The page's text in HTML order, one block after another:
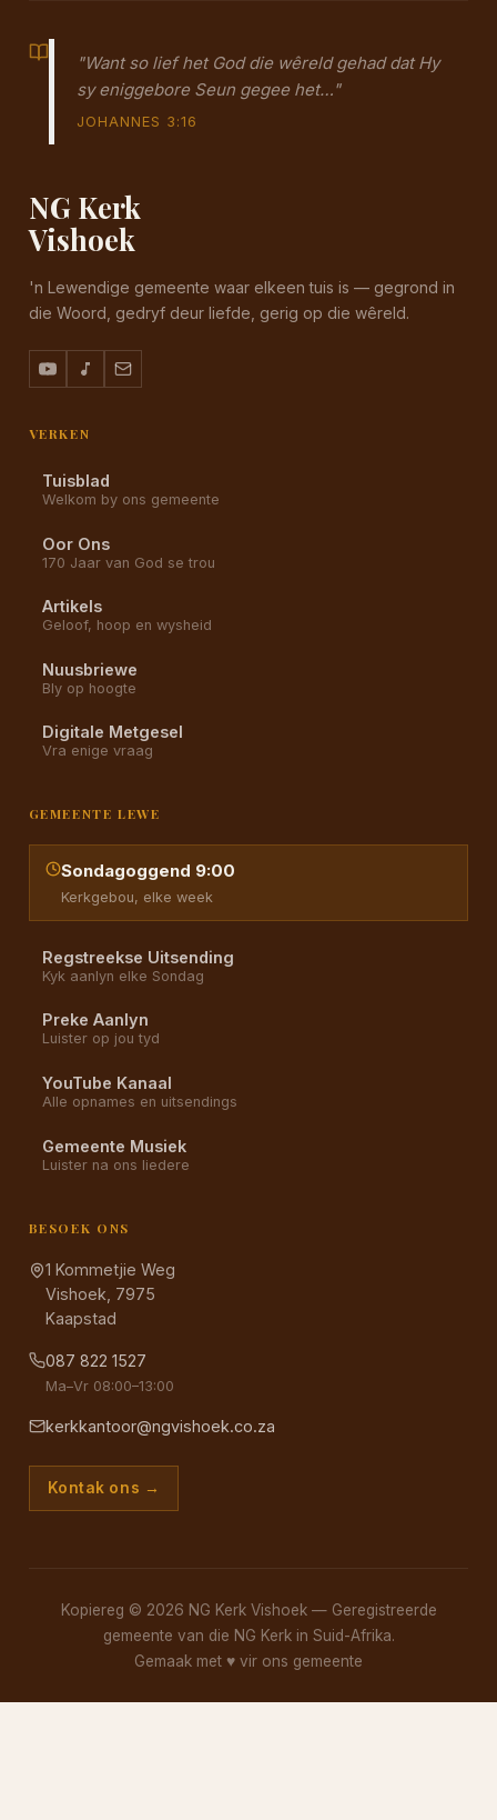
"Want so lief het God die wêreld gehad dat Hy
sy eniggebore Seun gegee het…"
JOHANNES 3:16
NG Kerk
Vishoek
'n Lewendige gemeente waar elkeen tuis is — gegrond in
die Woord, gedryf deur liefde, gerig op die wêreld.
VERKEN
Tuisblad
Welkom by ons gemeente
Oor Ons
170 Jaar van God se trou
Artikels
Geloof, hoop en wysheid
Nuusbriewe
Bly op hoogte
Digitale Metgesel
Vra enige vraag
GEMEENTE LEWE
Sondagoggend 9:00
Kerkgebou, elke week
Regstreekse Uitsending
Kyk aanlyn elke Sondag
Preke Aanlyn
Luister op jou tyd
YouTube Kanaal
Alle opnames en uitsendings
Gemeente Musiek
Luister na ons liedere
BESOEK ONS
1 Kommetjie Weg
Vishoek, 7975
Kaapstad
087 822 1527
Ma–Vr 08:00–13:00
kerkkantoor@ngvishoek.co.za
Kontak ons →
Kopiereg © 2026 NG Kerk Vishoek — Geregistreerde
gemeente van die NG Kerk in Suid-Afrika.
Gemaak met ♥ vir ons gemeente